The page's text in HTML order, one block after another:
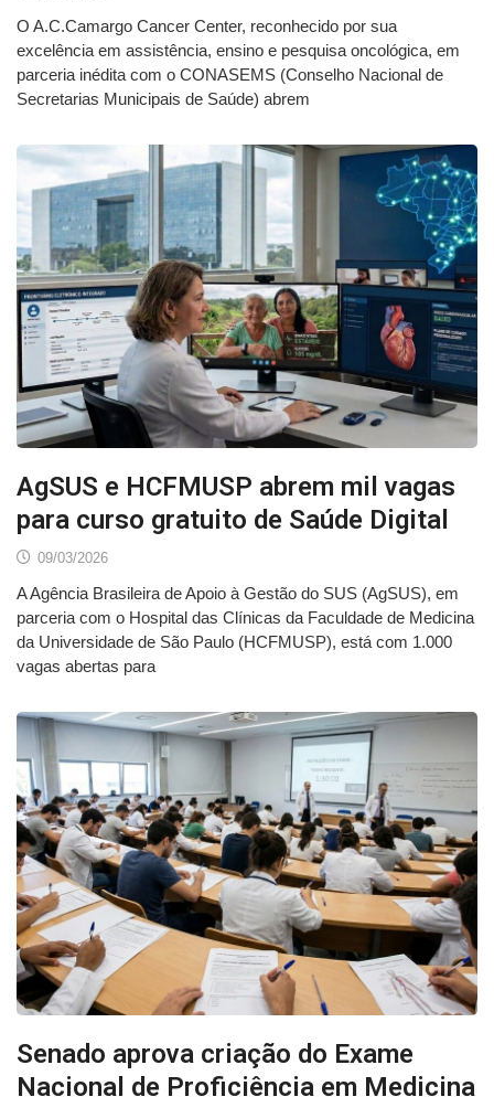
O A.C.Camargo Cancer Center, reconhecido por sua
excelência em assistência, ensino e pesquisa oncológica, em
parceria inédita com o CONASEMS (Conselho Nacional de
Secretarias Municipais de Saúde) abrem
AgSUS e HCFMUSP abrem mil vagas
para curso gratuito de Saúde Digital
09/03/2026
A Agência Brasileira de Apoio à Gestão do SUS (AgSUS), em
parceria com o Hospital das Clínicas da Faculdade de Medicina
da Universidade de São Paulo (HCFMUSP), está com 1.000
vagas abertas para
Senado aprova criação do Exame
Nacional de Proficiência em Medicina